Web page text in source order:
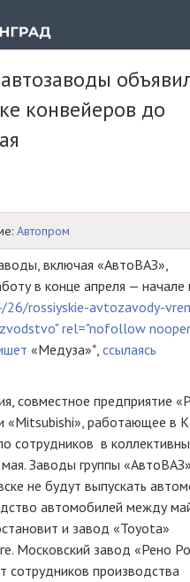
конвейеров до
Автопром
включая «АвтоВАЗ»,
в конце апреля — начале
rossiyskie-avtozavody-
rel="nofollow
«Медуза»*, ссылаясь
совместное предприятие
«Mitsubishi», работающее в
сотрудников в
Заводы группы «АвтоВАЗ»
не будут выпускать
автомобилей между
и завод «Toyota»
. Московский завод «Рено
сотрудников производства